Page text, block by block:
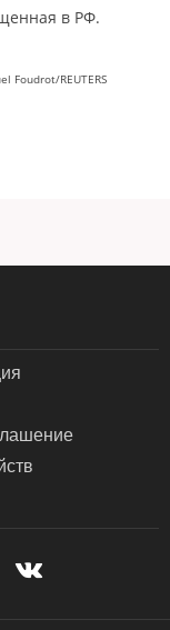
в РФ.
Foudrot/REUTERS